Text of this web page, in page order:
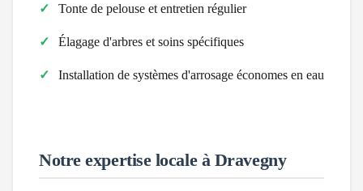
Tonte de pelouse et entretien régulier
Élagage d'arbres et soins spécifiques
Installation de systèmes d'arrosage économes en eau
Notre expertise locale à Dravegny